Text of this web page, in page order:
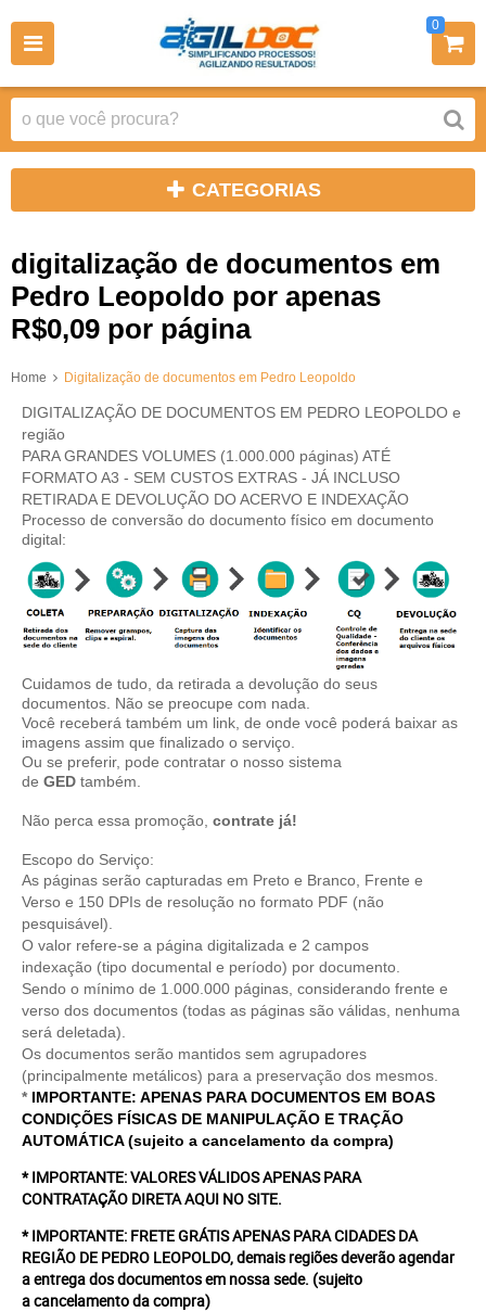
0
CATEGORIAS
digitalização de documentos em
Pedro Leopoldo por apenas
R$0,09 por página
Home Digitalização de documentos em Pedro Leopoldo
DIGITALIZAÇÃO DE DOCUMENTOS EM PEDRO LEOPOLDO e
região
PARA GRANDES VOLUMES (1.000.000 páginas) ATÉ
FORMATO A3 - SEM CUSTOS EXTRAS - JÁ INCLUSO
RETIRADA E DEVOLUÇÃO DO ACERVO E INDEXAÇÃO
Processo de conversão do documento físico em documento
digital:
Cuidamos de tudo, da retirada a devolução do seus
documentos. Não se preocupe com nada.
Você receberá também um link, de onde você poderá baixar as
imagens assim que finalizado o serviço.
Ou se preferir, pode contratar o nosso sistema
de GED também.
Não perca essa promoção, contrate já!
Escopo do Serviço:
As páginas serão capturadas em Preto e Branco, Frente e
Verso e 150 DPIs de resolução no formato PDF (não
pesquisável).
O valor refere-se a página digitalizada e 2 campos
indexação (tipo documental e período) por documento.
Sendo o mínimo de 1.000.000 páginas, considerando frente e
verso dos documentos (todas as páginas são válidas, nenhuma
será deletada).
Os documentos serão mantidos sem agrupadores
(principalmente metálicos) para a preservação dos mesmos.
* IMPORTANTE: APENAS PARA DOCUMENTOS EM BOAS
CONDIÇÕES FÍSICAS DE MANIPULAÇÃO E TRAÇÃO
AUTOMÁTICA (sujeito a cancelamento da compra)
* IMPORTANTE: VALORES VÁLIDOS APENAS PARA
CONTRATAÇÃO DIRETA AQUI NO SITE.
* IMPORTANTE: FRETE GRÁTIS APENAS PARA CIDADES DA
REGIÃO DE PEDRO LEOPOLDO, demais regiões deverão agendar
a entrega dos documentos em nossa sede. (sujeito
a cancelamento da compra)